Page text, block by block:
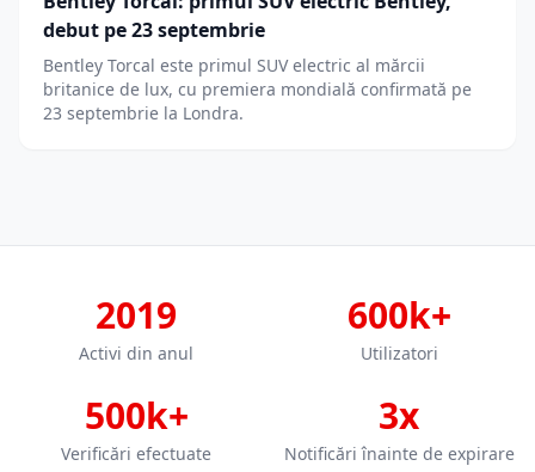
debut pe 23 septembrie
Bentley Torcal este primul SUV electric al mărcii
britanice de lux, cu premiera mondială confirmată pe
23 septembrie la Londra.
2019
Activi din anul
600k+
Utilizatori
500k+
Verificări efectuate
3x
Notificări înainte de expirare